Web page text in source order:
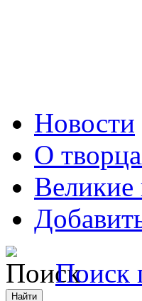
Новости
О
Великие
Поиск